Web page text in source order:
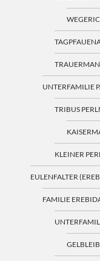
UNTERFAMILIE
TRIBUS
KLEINER
EULENFALTER
FAMILIE